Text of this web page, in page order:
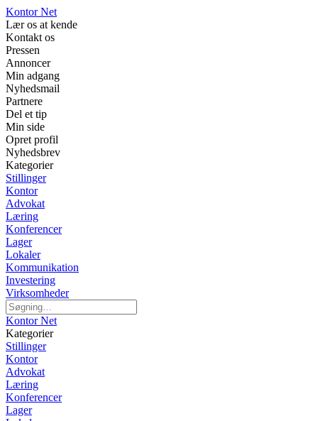
Kontor Net
Lær os at kende
Kontakt os
Pressen
Annoncer
Min adgang
Nyhedsmail
Partnere
Del et tip
Min side
Opret profil
Nyhedsbrev
Kategorier
Stillinger
Kontor
Advokat
Læring
Konferencer
Lager
Lokaler
Kommunikation
Investering
Virksomheder
Kontor Net
Kategorier
Stillinger
Kontor
Advokat
Læring
Konferencer
Lager